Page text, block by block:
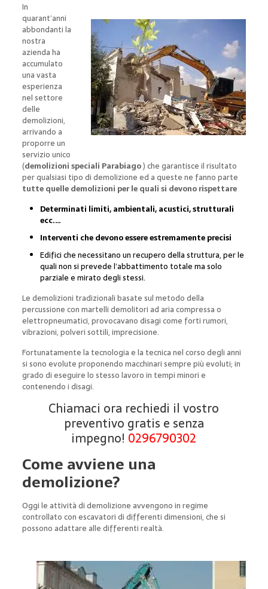
In
quarant’anni
abbondanti la
nostra
azienda ha
accumulato
una vasta
esperienza
nel settore
delle
demolizioni,
arrivando a
proporre un
servizio unico
(demolizioni speciali Parabiago) che garantisce il risultato
per qualsiasi tipo di demolizione ed a queste ne fanno parte
tutte quelle demolizioni per le quali si devono rispettare
Determinati limiti, ambientali, acustici, strutturali
ecc.…
Interventi che devono essere estremamente precisi
Edifici che necessitano un recupero della struttura, per le
quali non si prevede l’abbattimento totale ma solo
parziale e mirato degli stessi.
Le demolizioni tradizionali basate sul metodo della
percussione con martelli demolitori ad aria compressa o
elettropneumatici, provocavano disagi come forti rumori,
vibrazioni, polveri sottili, imprecisione.
Fortunatamente la tecnologia e la tecnica nel corso degli anni
si sono evolute proponendo macchinari sempre più evoluti; in
grado di eseguire lo stesso lavoro in tempi minori e
contenendo i disagi.
Chiamaci ora rechiedi il vostro
preventivo gratis e senza
impegno! 0296790302
Come avviene una
demolizione?
Oggi le attività di demolizione avvengono in regime
controllato con escavatori di differenti dimensioni, che si
possono adattare alle differenti realtà.